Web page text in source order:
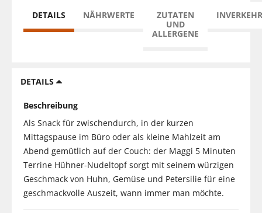
DETAILS NÄHRWERTE
ZUTATEN
UND
ALLERGENE
DETAILS
Beschreibung
Als Snack für zwischendurch, in der kurzen
Mittagspause im Büro oder als kleine Mahlzeit am
Abend gemütlich auf der Couch: der Maggi 5 Minuten
Terrine Hühner-Nudeltopf sorgt mit seinem würzigen
Geschmack von Huhn, Gemüse und Petersilie für eine
geschmackvolle Auszeit, wann immer man möchte.